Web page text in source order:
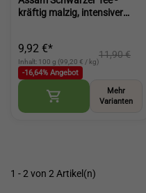
kräftig malzig, intensiver
9,92 €*
Inhalt: 100 g (99,20 € / kg)
11,90 €
-16,64% Angebot
Mehr
Varianten
1 - 2 von 2 Artikel(n)